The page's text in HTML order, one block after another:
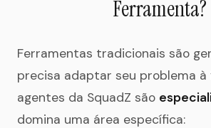
Ferramenta?
Ferramentas tradicionais são
precisa adaptar seu problema à
agentes da SquadZ são
domina uma área específica: